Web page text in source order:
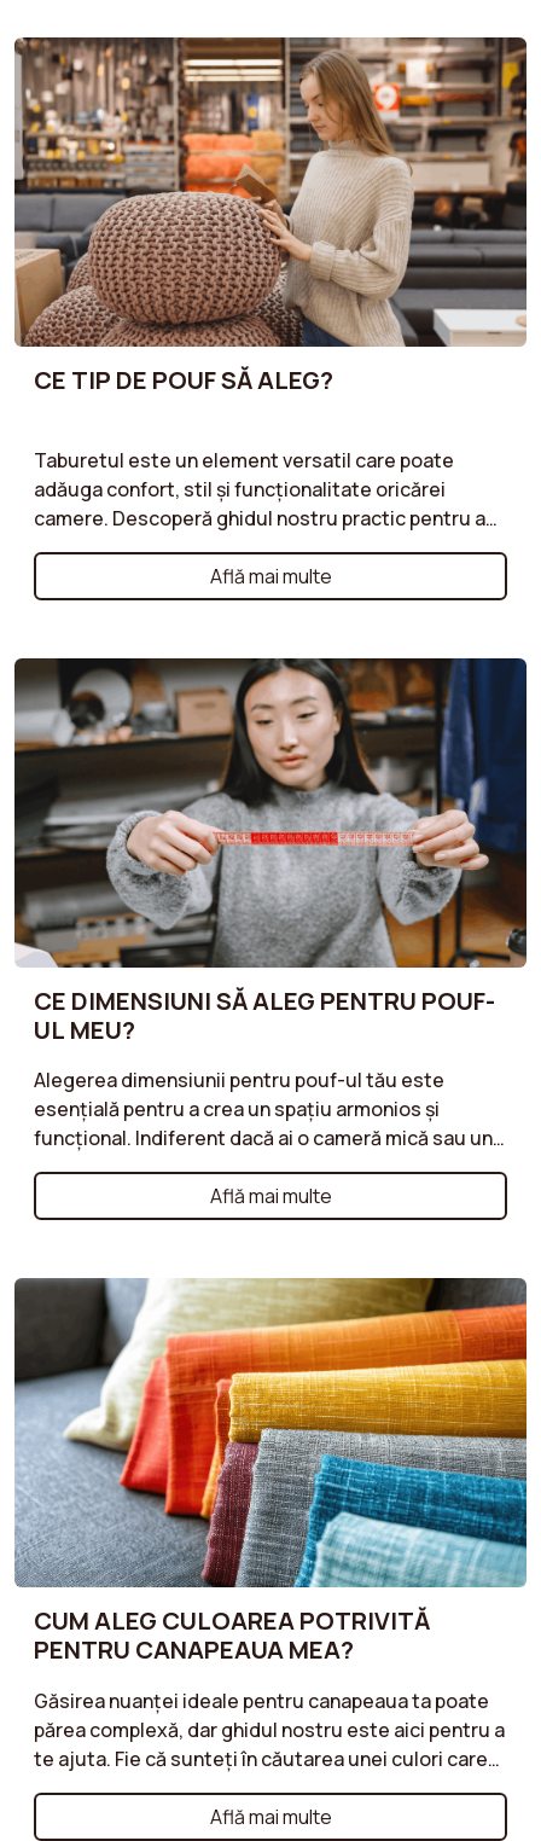
scandinav: învață să asortezi fotoliul cu stilul
interiorului tău. Fie că dorești un fotoliu care să se
integreze armonios în spațiul tău sau care să devină
piesa centrală, sfaturile noastre te vor ajuta să faci
alegerea potrivită.
CE TIP DE POUF SĂ ALEG?
Taburetul este un element versatil care poate
adăuga confort, stil și funcționalitate oricărei
camere. Descoperă ghidul nostru practic pentru a
alege tipul de taburet care îți va satisface nevoile.
Fie că optezi pentru un taburet cu spațiu de
depozitare oferind un plus de spațiu, un taburet
un taburet pentru picioare care să însoțească
fotoliul tău, te ajutăm să faci alegerea potrivită.
Află mai multe
CE DIMENSIUNI SĂ ALEG PENTRU POUF-
UL MEU?
Alegerea dimensiunii pentru pouf-ul tău este
esențială pentru a crea un spațiu armonios și
funcțional. Indiferent dacă ai o cameră mică sau un
living mare, este important să găsești dimensiunile
potrivite. Consultă ghidul nostru pentru a descoperi
cum să alegi dimensiunea ideală în funcție de
atmosfera pe care dorești să o creezi.
Află mai multe
CUM ALEG CULOAREA POTRIVITĂ
PENTRU CANAPEAUA MEA?
Găsirea nuanței ideale pentru canapeaua ta poate
părea complexă, dar ghidul nostru este aici pentru a
te ajuta. Fie că sunteți în căutarea unei culori care
se îmbină într-o atmosferă discretă sau o nuanță
mai îndrăzneață care să vă energizeze camera de zi,
Află mai multe